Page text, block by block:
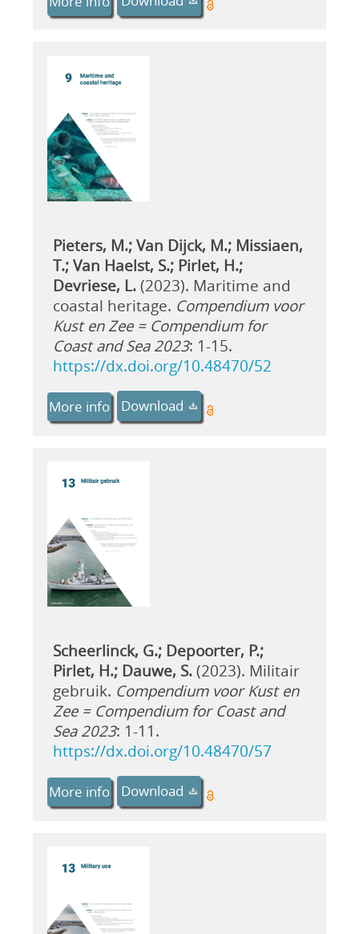
Pieters, M.; Van Dijck, M.; Missiaen,
T.; Van Haelst, S.; Pirlet, H.;
Devriese, L.(2023). Maritime and
coastal heritage. Compendium voor
Kust en Zee = Compendium for
Coast and Sea 2023: 1-15.
https://dx.doi.org/10.48470/52
More info Download
Scheerlinck, G.; Depoorter, P.;
Pirlet, H.; Dauwe, S.(2023). Militair
gebruik. Compendium voor Kust en
Zee = Compendium for Coast and
Sea 2023: 1-11.
https://dx.doi.org/10.48470/57
More info Download